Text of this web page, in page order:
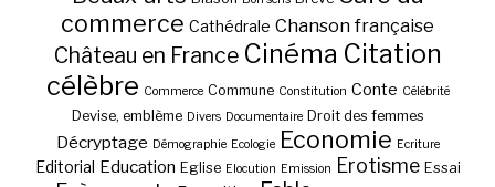
commerce Cathédrale Chanson française
Château en France Cinéma Citation
célèbre Commerce Commune Constitution Conte Célébrité
Devise, emblème Divers Documentaire Droit des femmes
Décryptage Démographie Ecologie Economie Ecriture
Editorial Education Eglise Elocution Emission Erotisme Essai